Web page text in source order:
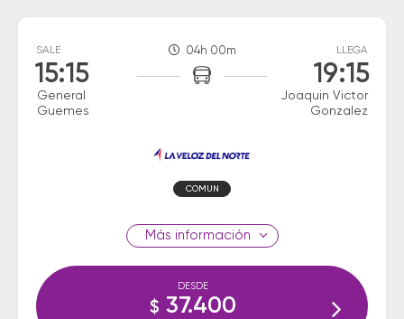
SALE
15:15
General
Guemes
04h 00m LLEGA
19:15
Joaquin Victor
Gonzalez
COMUN
información
DESDE
$ 37.400